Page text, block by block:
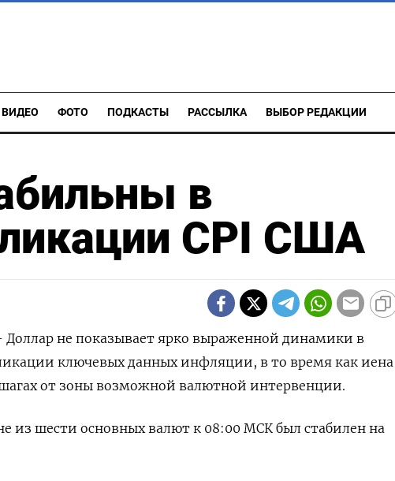
ВИДЕО ФОТО ПОДКАСТЫ РАССЫЛКА ВЫБОР РЕДАКЦИИ
в
CPI США
не показывает ярко выраженной динамики в
ключевых данных инфляции, в то время как иена
шагах от зоны возможной валютной интервенции.
из шести основных валют к 08:00 МСК был стабилен на